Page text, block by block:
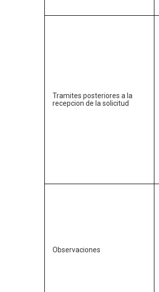
Tramites posteriores a la
recepcion de la solicitud
Observaciones